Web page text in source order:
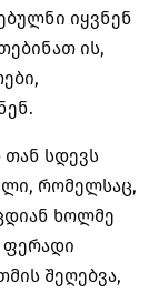
იყვნენ
ის,
თან სდევს
რომელსაც,
ხოლმე
ფერადი
შეღებვა,